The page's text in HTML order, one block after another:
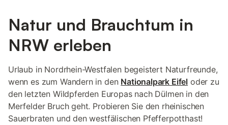
Natur und Brauchtum in
NRW erleben
Urlaub in Nordrhein-Westfalen begeistert Naturfreunde,
wenn es zum Wandern in den Nationalpark Eifel oder zu
den letzten Wildpferden Europas nach Dülmen in den
Merfelder Bruch geht. Probieren Sie den rheinischen
Sauerbraten und den westfälischen Pfefferpotthast!